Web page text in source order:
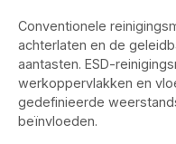
Conventionele
achterlaten en de
aantasten. ESD-
werkoppervlakken en
gedefinieerde
beïnvloeden.